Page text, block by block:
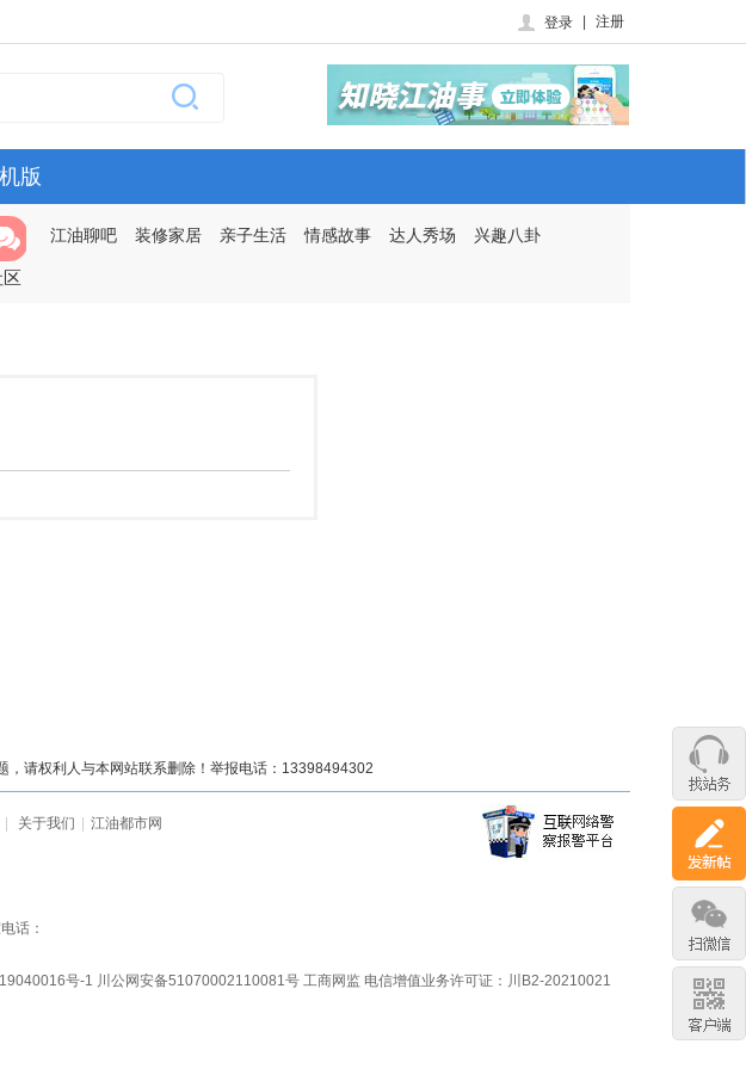
登录 注册
版
江油聊吧 装修家居 亲子生活 情感故事 达人秀场 兴趣八卦
，请权利人与本网站联系删除！举报电话：13398494302
关于我们
江油都市网
话：
号-1 川公网安备51070002110081号 工商网监 电信增值业务许可证：川B2-20210021